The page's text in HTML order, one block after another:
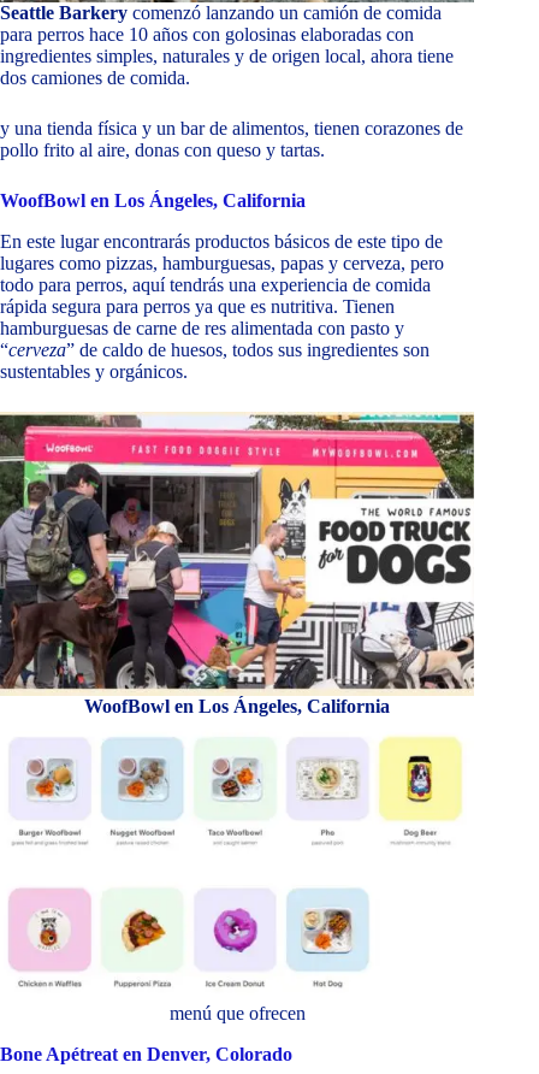
Seattle Barkery comenzó lanzando un camión de comida
para perros hace 10 años con golosinas elaboradas con
ingredientes simples, naturales y de origen local, ahora tiene
dos camiones de comida.
y una tienda física y un bar de alimentos, tienen corazones de
pollo frito al aire, donas con queso y tartas.
WoofBowl en Los Ángeles, California
En este lugar encontrarás productos básicos de este tipo de
lugares como pizzas, hamburguesas, papas y cerveza, pero
todo para perros, aquí tendrás una experiencia de comida
rápida segura para perros ya que es nutritiva. Tienen
hamburguesas de carne de res alimentada con pasto y
“cerveza” de caldo de huesos, todos sus ingredientes son
sustentables y orgánicos.
WoofBowl en Los Ángeles, California
menú que ofrecen
Bone Apétreat en Denver, Colorado